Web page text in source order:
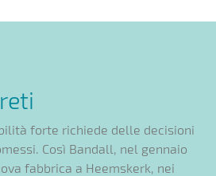
forte richiede delle decisioni
Così Bandall, nel gennaio
fabbrica a Heemskerk, nei